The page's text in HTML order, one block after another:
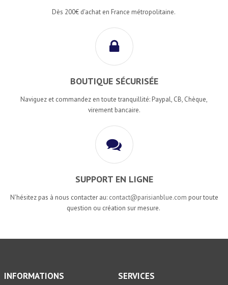
Dès 200€ d'achat en France métropolitaine.
BOUTIQUE SÉCURISÉE
Naviguez et commandez en toute tranquillité: Paypal, CB, Chèque,
virement bancaire.
SUPPORT EN LIGNE
N'hésitez pas à nous contacter au: contact@parisianblue.com pour toute
question ou création sur mesure.
INFORMATIONS SERVICES